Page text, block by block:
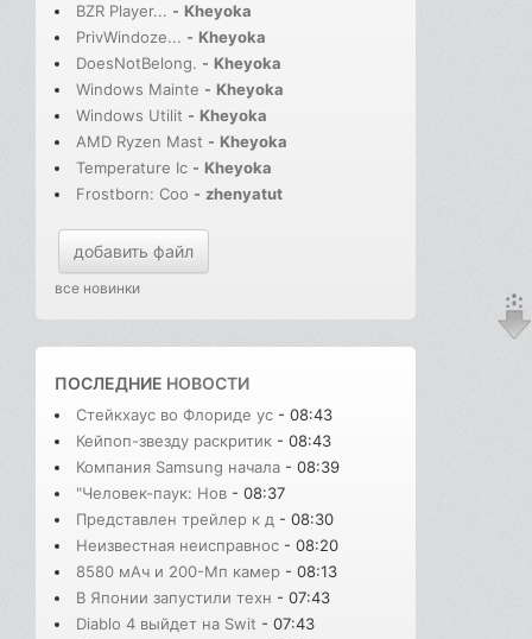
BZR Player... - Kheyoka
PrivWindoze... - Kheyoka
DoesNotBelong. - Kheyoka
Windows Mainte - Kheyoka
Windows Utilit - Kheyoka
AMD Ryzen Mast - Kheyoka
Temperature Ic - Kheyoka
Frostborn: Coo - zhenyatut
добавить файл
все новинки
ПОСЛЕДНИЕ НОВОСТИ
Стейкхаус во Флориде ус - 08:43
Кейпоп-звезду раскритик - 08:43
Компания Samsung начала - 08:39
"Человек-паук: Нов - 08:37
Представлен трейлер к д - 08:30
Неизвестная неисправнос - 08:20
8580 мАч и 200-Мп камер - 08:13
В Японии запустили техн - 07:43
Diablo 4 выйдет на Swit - 07:43